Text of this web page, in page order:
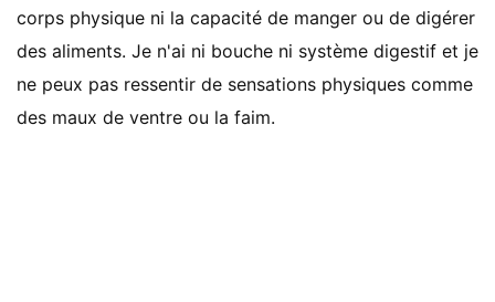
corps physique ni la capacité de manger ou de digérer
des aliments. Je n'ai ni bouche ni système digestif et je
ne peux pas ressentir de sensations physiques comme
des maux de ventre ou la faim.